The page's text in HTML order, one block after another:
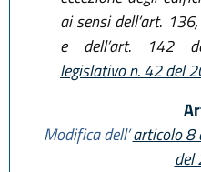
ai sensi dell’art.
e dell’art. 142
legislativo n. 42 del
Modifica dell’articolo 8
del